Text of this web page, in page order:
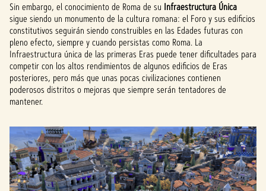
Sin embargo, el conocimiento de Roma de su Infraestructura Única
sigue siendo un monumento de la cultura romana: el Foro y sus edificios
constitutivos seguirán siendo construibles en las Edades futuras con
pleno efecto, siempre y cuando persistas como Roma. La
Infraestructura única de las primeras Eras puede tener dificultades para
competir con los altos rendimientos de algunos edificios de Eras
posteriores, pero más que unas pocas civilizaciones contienen
poderosos distritos o mejoras que siempre serán tentadores de
mantener.